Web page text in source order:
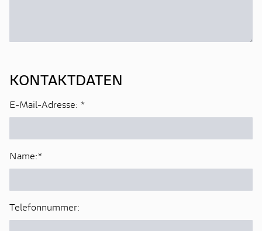
KONTAKTDATEN
E-Mail-Adresse: *
Name:*
Telefonnummer: